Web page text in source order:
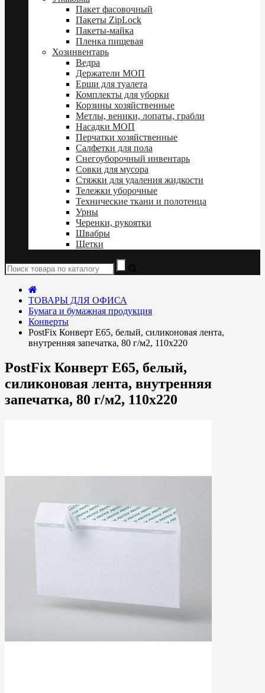
Пакет фасовочный
Пакеты ZipLock
Пакеты-майка
Пленка пищевая
Хозинвентарь
Ведра
Держатели МОП
Ерши для туалета
Комплекты для уборки
Корзины хозяйственные
Метлы, веники, лопаты, грабли
Насадки МОП
Перчатки хозяйственные
Салфетки для пола
Снегоуборочный инвентарь
Совки для мусора
Стяжки для удаления жидкости
Тележки уборочные
Технические ткани и полотенца
Урны
Черенки, рукоятки
Швабры
Щетки
ТОВАРЫ ДЛЯ ОФИСА
Бумага и бумажная продукция
Конверты
PostFix Конверт E65, белый, силиконовая лента,
внутренняя запечатка, 80 г/м2, 110x220
PostFix Конверт E65, белый,
силиконовая лента, внутренняя
запечатка, 80 г/м2, 110x220